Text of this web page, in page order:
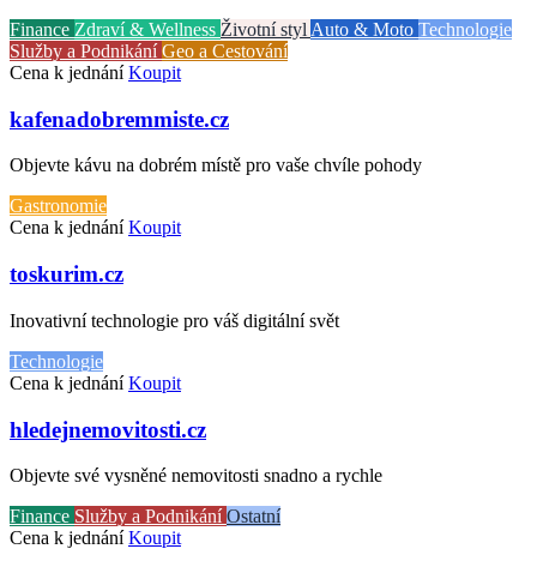
Finance Zdraví & Wellness Životní styl Auto & Moto Technologie
Služby a PodnikáníGeo a Cestování
Cena k jednání Koupit
kafenadobremmiste.cz
Objevte kávu na dobrém místě pro vaše chvíle pohody
Gastronomie
Cena k jednání Koupit
toskurim.cz
Inovativní technologie pro váš digitální svět
Technologie
Cena k jednání Koupit
hledejnemovitosti.cz
Objevte své vysněné nemovitosti snadno a rychle
Finance Služby a PodnikáníOstatní
Cena k jednání Koupit